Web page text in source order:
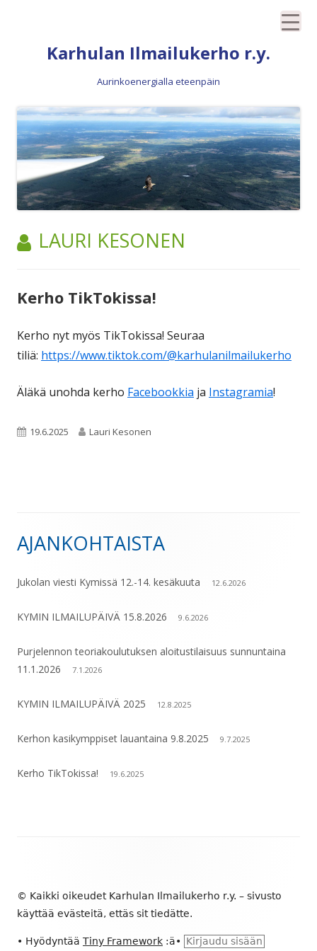
Karhulan Ilmailukerho r.y.
Aurinkoenergialla eteenpäin
TEKIJÄ:
LAURI KESONEN
Kerho TikTokissa!
Kerho nyt myös TikTokissa! Seuraa
tiliä: https://www.tiktok.com/@karhulanilmailukerho
Äläkä unohda kerho Facebookkia ja Instagramia!
Julkaistu
19.6.2025 Kirjoittaja
Lauri Kesonen
Sivupalkki
AJANKOHTAISTA
Jukolan viesti Kymissä 12.-14. kesäkuuta 12.6.2026
KYMIN ILMAILUPÄIVÄ 15.8.2026 9.6.2026
Purjelennon teoriakoulutuksen aloitustilaisuus sunnuntaina
11.1.2026
7.1.2026
KYMIN ILMAILUPÄIVÄ 2025 12.8.2025
Kerhon kasikymppiset lauantaina 9.8.2025 9.7.2025
Kerho TikTokissa! 19.6.2025
© Kaikki oikeudet Karhulan Ilmailukerho r.y. – sivusto
käyttää evästeitä, ettäs sit tiedätte.
• Hyödyntää Tiny Framework :ä• Kirjaudu sisään